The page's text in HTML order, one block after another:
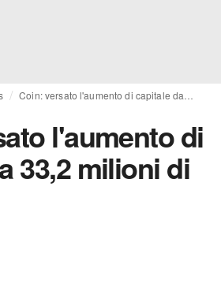
l'aumento di
33,2 milioni di